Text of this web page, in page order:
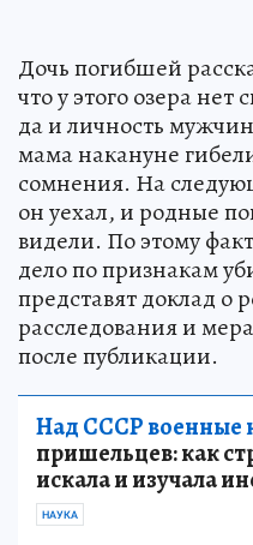
Дочь погибшей
что у этого озера нет
да и личность
мама накануне
сомнения. На
он уехал, и родные
видели. По этому
дело по признакам
представят доклад о
расследования и
после публикации.
Над СССР военные
пришельцев: как
искала и изучала
НАУКА